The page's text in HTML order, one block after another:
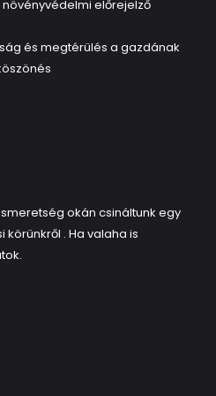
növényvédelmi előrejelző
és megtérülés a gazdának
okán csináltunk egy
. Ha valaha is